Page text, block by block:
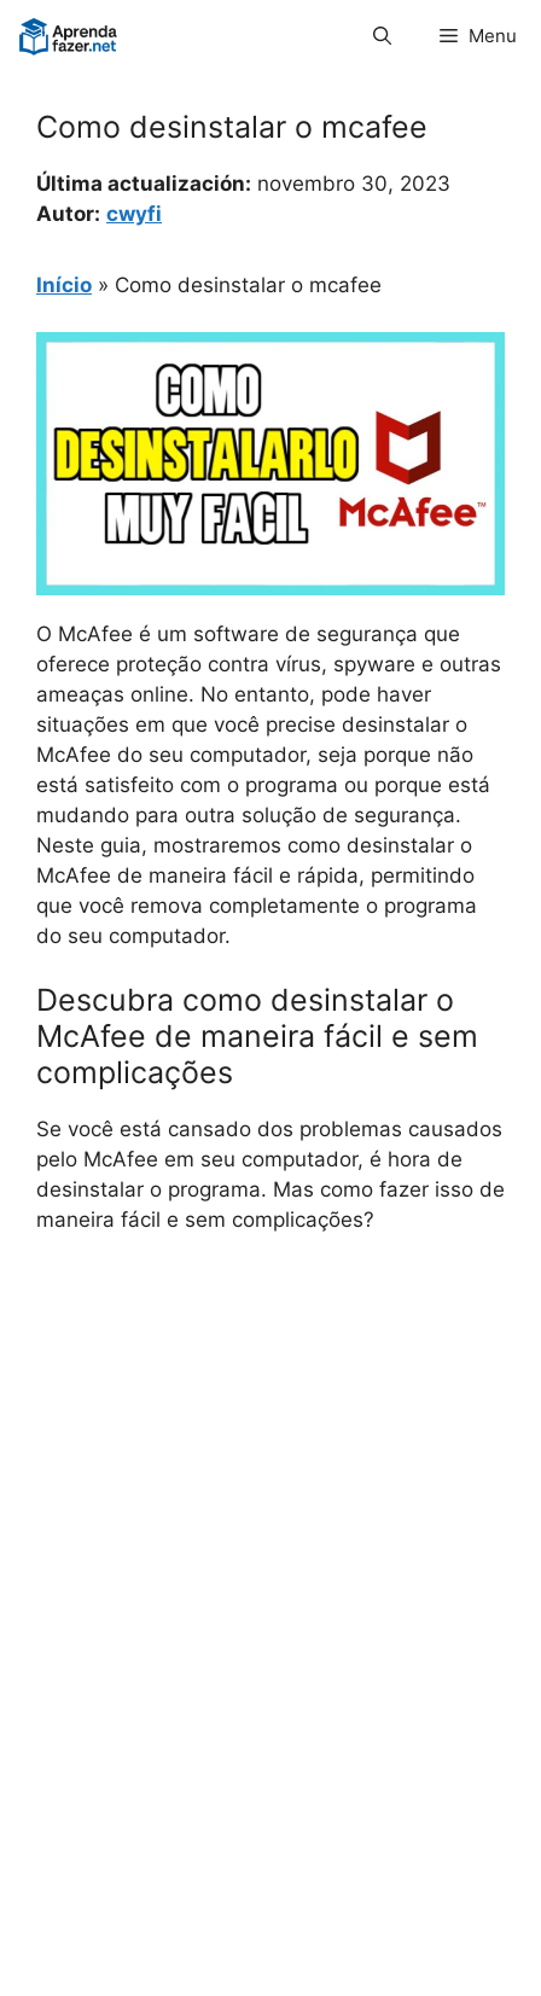
Pular
para
Menu
Como desinstalar o mcafee
Última actualización: novembro 30, 2023
Autor: cwyfi
Início » Como desinstalar o mcafee
O McAfee é um software de segurança que
oferece proteção contra vírus, spyware e outras
ameaças online. No entanto, pode haver
situações em que você precise desinstalar o
McAfee do seu computador, seja porque não
está satisfeito com o programa ou porque está
mudando para outra solução de segurança.
Neste guia, mostraremos como desinstalar o
McAfee de maneira fácil e rápida, permitindo
que você remova completamente o programa
do seu computador.
Descubra como desinstalar o
McAfee de maneira fácil e sem
complicações
Se você está cansado dos problemas causados
pelo McAfee em seu computador, é hora de
desinstalar o programa. Mas como fazer isso de
maneira fácil e sem complicações?